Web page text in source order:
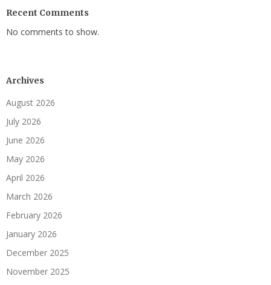
Recent Comments
No comments to show.
Archives
August 2026
July 2026
June 2026
May 2026
April 2026
March 2026
February 2026
January 2026
December 2025
November 2025